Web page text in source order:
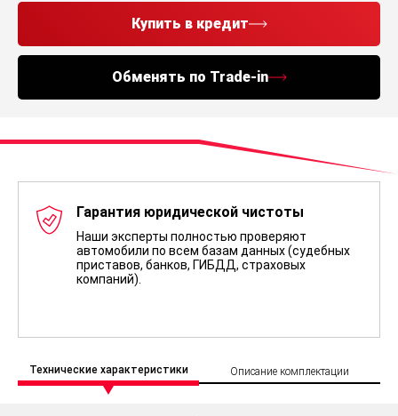
Купить в кредит
Обменять по Trade-in
Гарантия юридической чистоты
Наши эксперты полностью проверяют
автомобили по всем базам данных (судебных
приставов, банков, ГИБДД, страховых
компаний).
Технические характеристики Описание комплектации